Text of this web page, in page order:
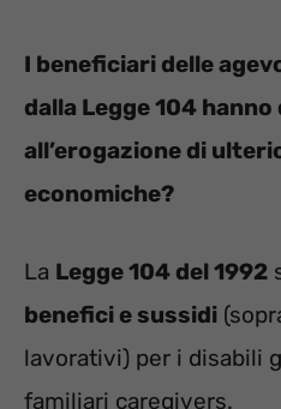
I beneficiari delle
dalla Legge 104
all’erogazione di
economiche?
La Legge 104 del 1992
benefici e sussidi
lavorativi) per i disabili
familiari caregivers.